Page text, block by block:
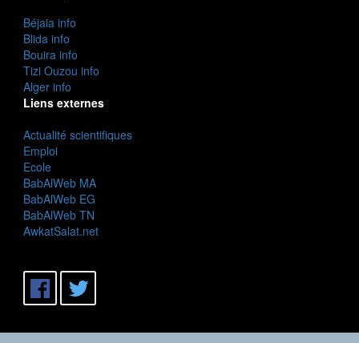
Béjaia info
Blida info
Bouira info
Tizi Ouzou info
Alger info
Liens externes
Actualité scientifiques
Emploi
Ecole
BabAlWeb MA
BabAlWeb EG
BabAlWeb TN
AwkatSalat.net